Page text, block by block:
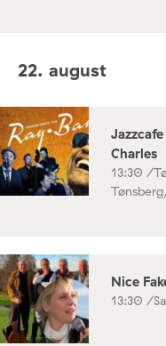
22. august
Charles
13:30 /
Nice
13:30 /